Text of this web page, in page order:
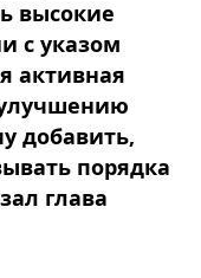
высокие
с указом
активная
добавить,
порядка
глава